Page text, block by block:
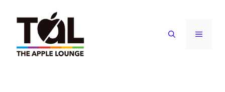
contenuto
MENU